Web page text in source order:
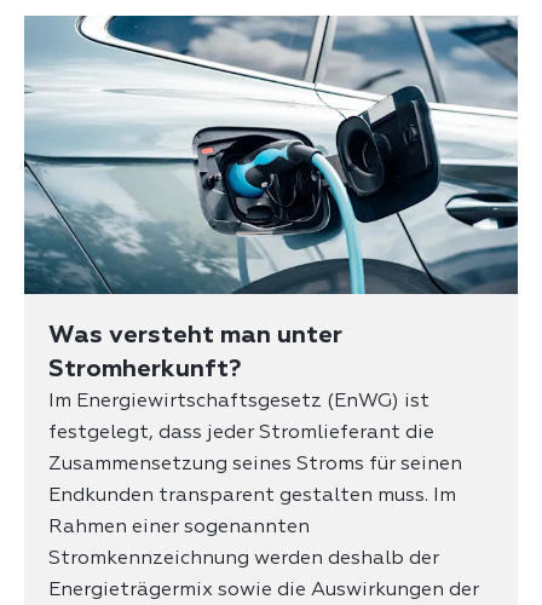
Was versteht man unter
Stromherkunft?
Im Energiewirtschaftsgesetz (EnWG) ist
festgelegt, dass jeder Stromlieferant die
Zusammensetzung seines Stroms für seinen
Endkunden transparent gestalten muss. Im
Rahmen einer sogenannten
Stromkennzeichnung werden deshalb der
Energieträgermix sowie die Auswirkungen der